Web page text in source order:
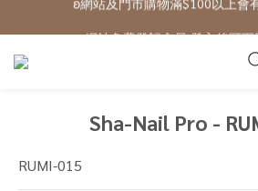
ʚ 網站免費登記會員,登入後可下
Sha-Nail Pro -
RUMI-015